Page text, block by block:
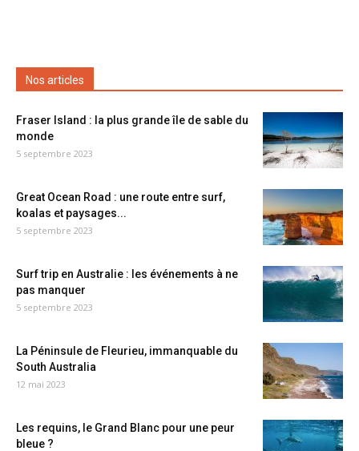
Nos articles
Fraser Island : la plus grande île de sable du
monde
5 septembre 2023
Great Ocean Road : une route entre surf,
koalas et paysages...
5 septembre 2023
Surf trip en Australie : les événements à ne
pas manquer
5 septembre 2023
La Péninsule de Fleurieu, immanquable du
South Australia
12 mai 2023
Les requins, le Grand Blanc pour une peur
bleue ?